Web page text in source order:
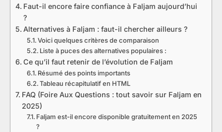
Faut-il encore faire confiance à Faljam aujourd’hui
?
Alternatives à Faljam : faut-il chercher ailleurs ?
Voici quelques critères de comparaison
Liste à puces des alternatives populaires :
Ce qu’il faut retenir de l’évolution de Faljam
Résumé des points importants
Tableau récapitulatif en HTML
FAQ (Foire Aux Questions : tout savoir sur Faljam en
2025)
Faljam est-il encore disponible gratuitement en 2025
?